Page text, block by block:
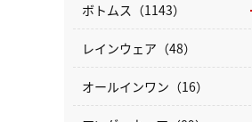
ボトムス（1143）
レインウェア（48）
オールインワン（16）